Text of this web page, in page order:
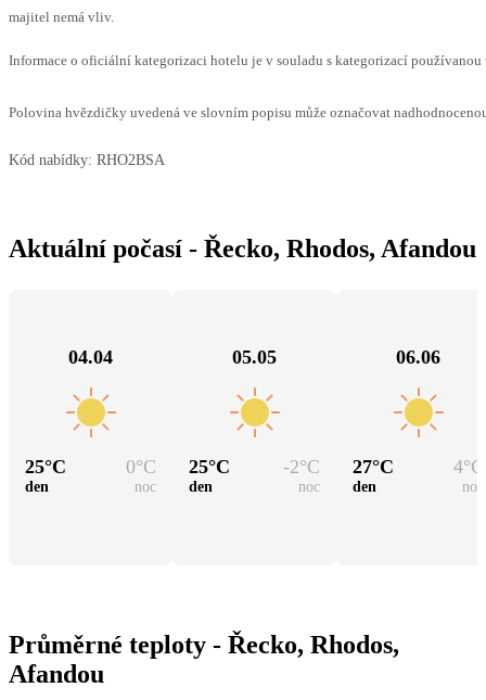
majitel nemá vliv.
Informace o oficiální kategorizaci hotelu je v souladu s kategorizací
Polovina hvězdičky uvedená ve slovním popisu může označovat
Kód nabídky: RHO2BSA
Aktuální počasí - Řecko, Rhodos, Afandou
04.04
25°C 0°C
den noc
05.05
25°C -2°C
den noc
06.06
27°C 4°C
den noc
Průměrné teploty - Řecko, Rhodos,
Afandou